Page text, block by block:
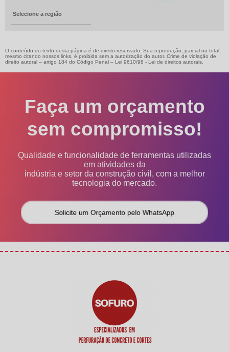
Selecione a região
O conteúdo do texto desta página é de direito reservado. Sua reprodução, parcial ou total,
mesmo citando nossos links, é proibida sem a autorização do autor. Crime de violação de
direito autoral – artigo 184 do Código Penal – Lei 9610/98 - Lei de direitos autorais
Faça um orçamento
sem compromisso!
Qualidade e funcionalidade de ferramentas utilizadas
em atividades da
indústria e setor da construção civil, com a melhor
tecnologia do mercado.
Solicite um Orçamento pelo WhatsApp